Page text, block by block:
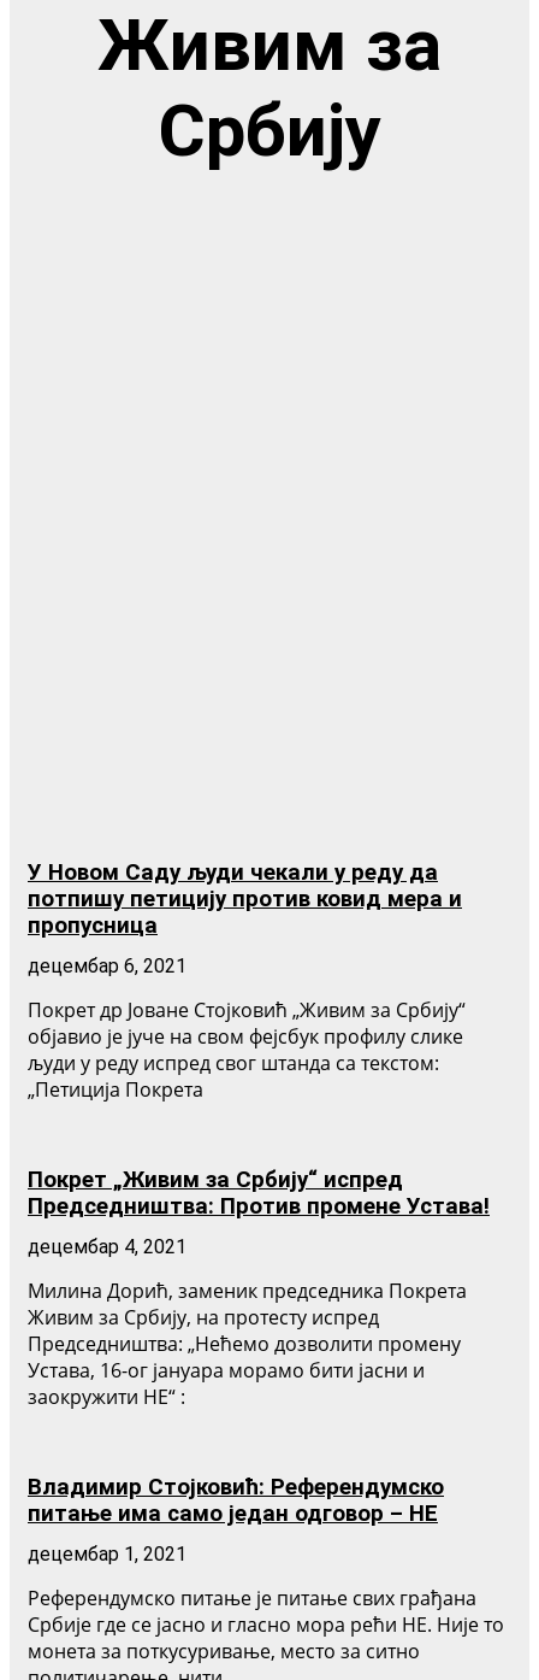
Живим за
Србију
У Новом Саду људи чекали у реду да
потпишу петицију против ковид мера и
пропусница
децембар 6, 2021
Покрет др Јоване Стојковић „Живим за Србију“
објавио је јуче на свом фејсбук профилу слике
људи у реду испред свог штанда са текстом:
„Петиција Покрета
Покрет „Живим за Србију“ испред
Председништва: Против промене Устава!
децембар 4, 2021
Милина Дорић, заменик председника Покрета
Живим за Србију, на протесту испред
Председништва: „Нећемо дозволити промену
Устава, 16-ог јануара морамо бити јасни и
заокружити НЕ“ :
Владимир Стојковић: Референдумско
питање има само један одговор – НЕ
децембар 1, 2021
Референдумско питање је питање свих грађана
Србије где се јасно и гласно мора рећи НЕ. Није то
монета за поткусуривање, место за ситно